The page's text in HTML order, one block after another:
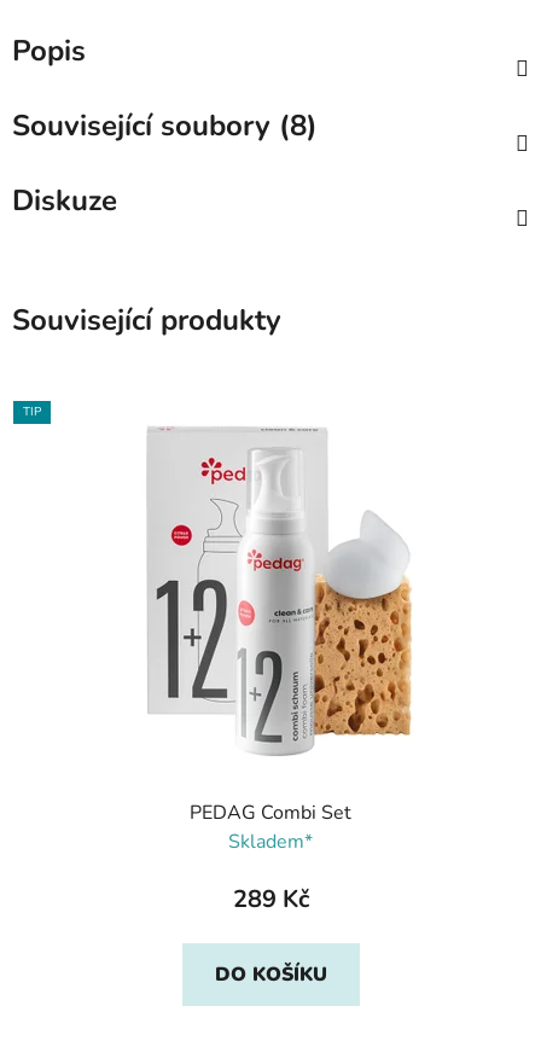
Popis
Související soubory (8)
Diskuze
Související produkty
TIP
PEDAG Combi Set
Skladem*
289 Kč
DO KOŠÍKU